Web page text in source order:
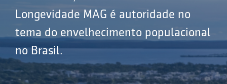
Longevidade MAG é autoridade no
tema do envelhecimento populacional
no Brasil.